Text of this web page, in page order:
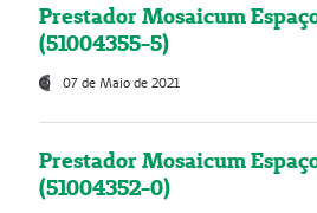
Prestador Mosaicum
(51004355-5)
07 de Maio de 2021
Prestador Mosaicum
(51004352-0)